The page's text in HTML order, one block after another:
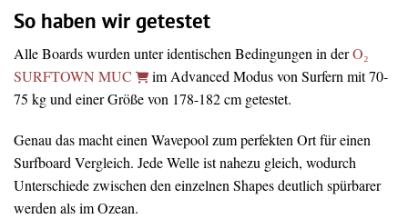
So haben wir getestet
Alle Boards wurden unter identischen Bedingungen in derO₂
SURFTOWN MUC
im Advanced Modus von Surfern mit 70-
75 kg und einer Größe von 178-182 cm getestet.
Genau das macht einen Wavepool zum perfekten Ort für einen
Surfboard Vergleich. Jede Welle ist nahezu gleich, wodurch
Unterschiede zwischen den einzelnen Shapes deutlich spürbarer
werden als im Ozean.